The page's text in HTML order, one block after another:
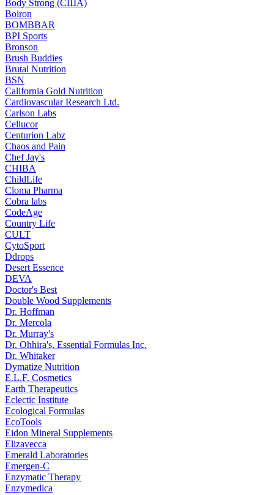
Body Strong (США)
Boiron
BOMBBAR
BPI Sports
Bronson
Brush Buddies
Brutal Nutrition
BSN
California Gold Nutrition
Cardiovascular Research Ltd.
Carlson Labs
Cellucor
Centurion Labz
Chaos and Pain
Chef Jay's
CHIBA
ChildLife
Cloma Pharma
Cobra labs
CodeAge
Country Life
CULT
CytoSport
Ddrops
Desert Essence
DEVA
Doctor's Best
Double Wood Supplements
Dr. Hoffman
Dr. Mercola
Dr. Murray's
Dr. Ohhira's, Essential Formulas Inc.
Dr. Whitaker
Dymatize Nutrition
E.L.F. Cosmetics
Earth Therapeutics
Eclectic Institute
Ecological Formulas
EcoTools
Eidon Mineral Supplements
Elizavecca
Emerald Laboratories
Emergen-C
Enzymatic Therapy
Enzymedica